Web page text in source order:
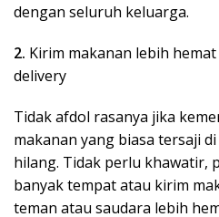
dengan seluruh keluarga.
2. Kirim makanan lebih
delivery
Tidak afdol rasanya jika
makanan yang biasa tersaji
hilang. Tidak perlu khawatir,
banyak tempat atau kirim
teman atau saudara lebih